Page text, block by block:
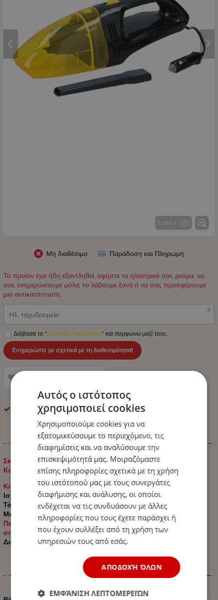
1 από 4
Μη διαθέσιμο Παράδοση και Πληρωμή
Το προϊόν έχει ήδη εξαντληθεί, αφήστε το ηλεκτρικό σας ρεύμα. να
σας ενημερώσουμε μόλις το λάβουμε ξανά ή να σας προσφέρουμε
μια αντικατάσταση.
Ηλ. ταχυδρομείο
Διάβασα το "Πολιτική Απορρήτου" και συμφωνώ μαζί τους.
Ενημερώστε με σχετικά με τη διαθεσιμότητα!
Dunlop
Πληροφορίες
Σκουπάκι Αυτοκινήτου Στερεών και Υγρών με Ισχύ 60W και
Καλώδιο Αναπτήρα 12V 9.7cm x 9.5cm x 30cm
Κατάλληλο για υγρά και στερεά
Ισχύς: 60W
Τάση: 12V
Μήκος καλωδίου τροφοδοσίας: 3m
Περιλαμβάνεται επέκταση για καθαρισμό δυσπρόσιτων
σημείων
Διαστάσεις: 9.7cm x 9.5cm x 30cm
Χαρακτηριστικά
Αυτός ο ιστότοπος
χρησιμοποιεί cookies
Χρησιμοποιούμε cookies για να
εξατομικεύσουμε το περιεχόμενο, τις
διαφημίσεις και να αναλύσουμε την
επισκεψιμότητά μας. Μοιραζόμαστε
επίσης πληροφορίες σχετικά με τη χρήση
του ιστότοπού μας με τους συνεργάτες
διαφήμισης και ανάλυσης, οι οποίοι
ενδέχεται να τις συνδυάσουν με άλλες
πληροφορίες που τους έχετε παράσχει ή
που έχουν συλλέξει από τη χρήση των
υπηρεσιών τους από εσάς.
ΑΠΟΔΟΧΉ ΌΛΩΝ
ΕΜΦΆΝΙΣΗ ΛΕΠΤΟΜΕΡΕΙΏΝ